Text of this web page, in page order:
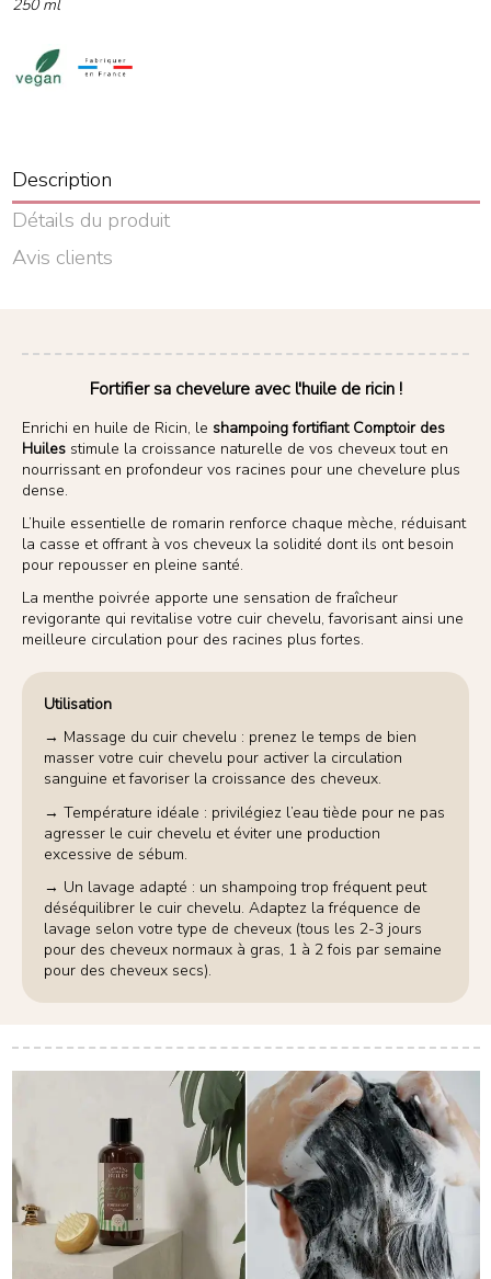
250 ml
Description
Détails du produit
Avis clients
Fortifier sa chevelure avec l'huile de ricin !
Enrichi en huile de Ricin, le shampoing fortifiant Comptoir des
Huiles stimule la croissance naturelle de vos cheveux tout en
nourrissant en profondeur vos racines pour une chevelure plus
dense.
L’huile essentielle de romarin renforce chaque mèche, réduisant
la casse et offrant à vos cheveux la solidité dont ils ont besoin
pour repousser en pleine santé.
La menthe poivrée apporte une sensation de fraîcheur
revigorante qui revitalise votre cuir chevelu, favorisant ainsi une
meilleure circulation pour des racines plus fortes.
Utilisation
→ Massage du cuir chevelu : prenez le temps de bien
masser votre cuir chevelu pour activer la circulation
sanguine et favoriser la croissance des cheveux.
→ Température idéale : privilégiez l’eau tiède pour ne pas
agresser le cuir chevelu et éviter une production
excessive de sébum.
→ Un lavage adapté : un shampoing trop fréquent peut
déséquilibrer le cuir chevelu. Adaptez la fréquence de
lavage selon votre type de cheveux (tous les 2-3 jours
pour des cheveux normaux à gras, 1 à 2 fois par semaine
pour des cheveux secs).